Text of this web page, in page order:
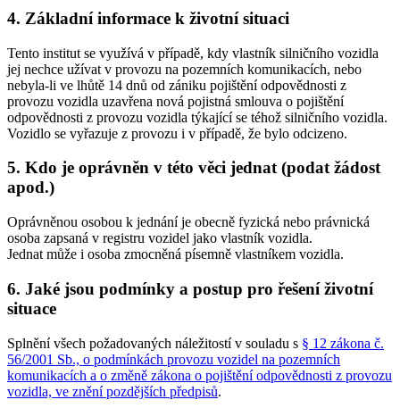
4. Základní informace k životní situaci
Tento institut se využívá v případě, kdy vlastník silničního vozidla
jej nechce užívat v provozu na pozemních komunikacích, nebo
nebyla-li ve lhůtě 14 dnů od zániku pojištění odpovědnosti z
provozu vozidla uzavřena nová pojistná smlouva o pojištění
odpovědnosti z provozu vozidla týkající se téhož silničního vozidla.
Vozidlo se vyřazuje z provozu i v případě, že bylo odcizeno.
5. Kdo je oprávněn v této věci jednat (podat žádost
apod.)
Oprávněnou osobou k jednání je obecně fyzická nebo právnická
osoba zapsaná v registru vozidel jako vlastník vozidla.
Jednat může i osoba zmocněná písemně vlastníkem vozidla.
6. Jaké jsou podmínky a postup pro řešení životní
situace
Splnění všech požadovaných náležitostí v souladu s § 12 zákona č.
56/2001 Sb., o podmínkách provozu vozidel na pozemních
komunikacích a o změně zákona o pojištění odpovědnosti z provozu
vozidla, ve znění pozdějších předpisů.